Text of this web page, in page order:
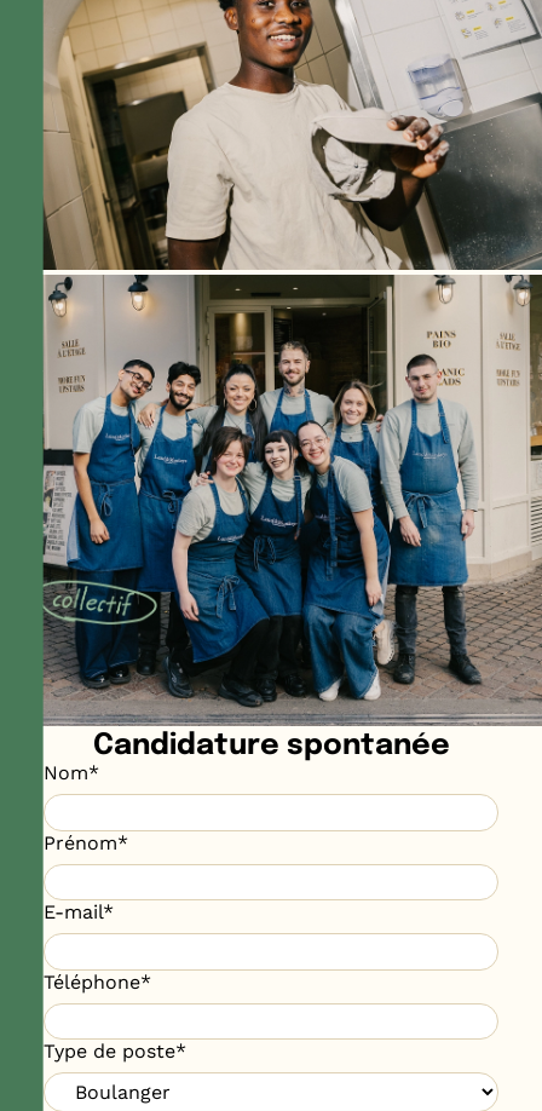
Candidature spontanée
Nom*
Prénom*
E-mail*
Téléphone*
Type de poste*